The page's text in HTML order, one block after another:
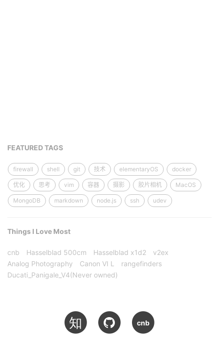
FEATURED TAGS
firewall shell git 技术 elementaryOS docker
优化 思考 vim 容器 摄影 胶片相机 MacOS
MongoDB markdown node.js ssh udev
Things I Love Most
cnb Hasselblad 500cm Hasselblad x1d2
v2ex
Analog Photography
Canon VI L
rangefinders
Ducati_Panigale_V4(Never owned)
知 cnb